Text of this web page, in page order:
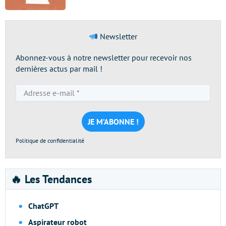
Newsletter
Abonnez-vous à notre newsletter pour recevoir nos
dernières actus par mail !
e-
mail
*
Politique de confidentialité
🔥 Les Tendances
ChatGPT
Aspirateur robot